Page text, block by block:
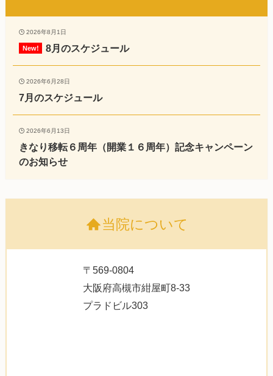
2026年8月1日
8月のスケジュール
2026年6月28日
7月のスケジュール
2026年6月13日
きなり移転６周年（開業１６周年）記念キャンペーン
のお知らせ
当院について
〒569-0804
大阪府高槻市紺屋町8-33
プラドビル303